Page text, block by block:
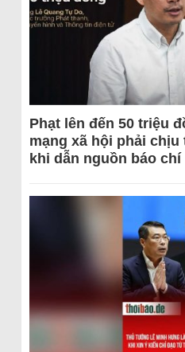
Phạt lên đến 50 triệu
mạng xã hội phải
khi dẫn nguồn báo chí